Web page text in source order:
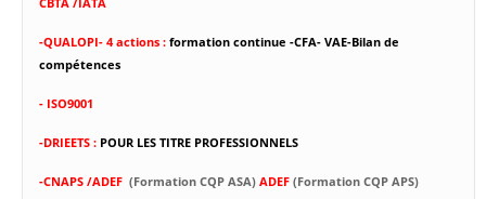
-QUALOPI- 4 actions : formation continue -CFA- VAE-Bilan de
compétences
- ISO9001
-DRIEETS : POUR LES TITRE PROFESSIONNELS
-CNAPS /ADEF (Formation CQP ASA) ADEF (Formation CQP APS)